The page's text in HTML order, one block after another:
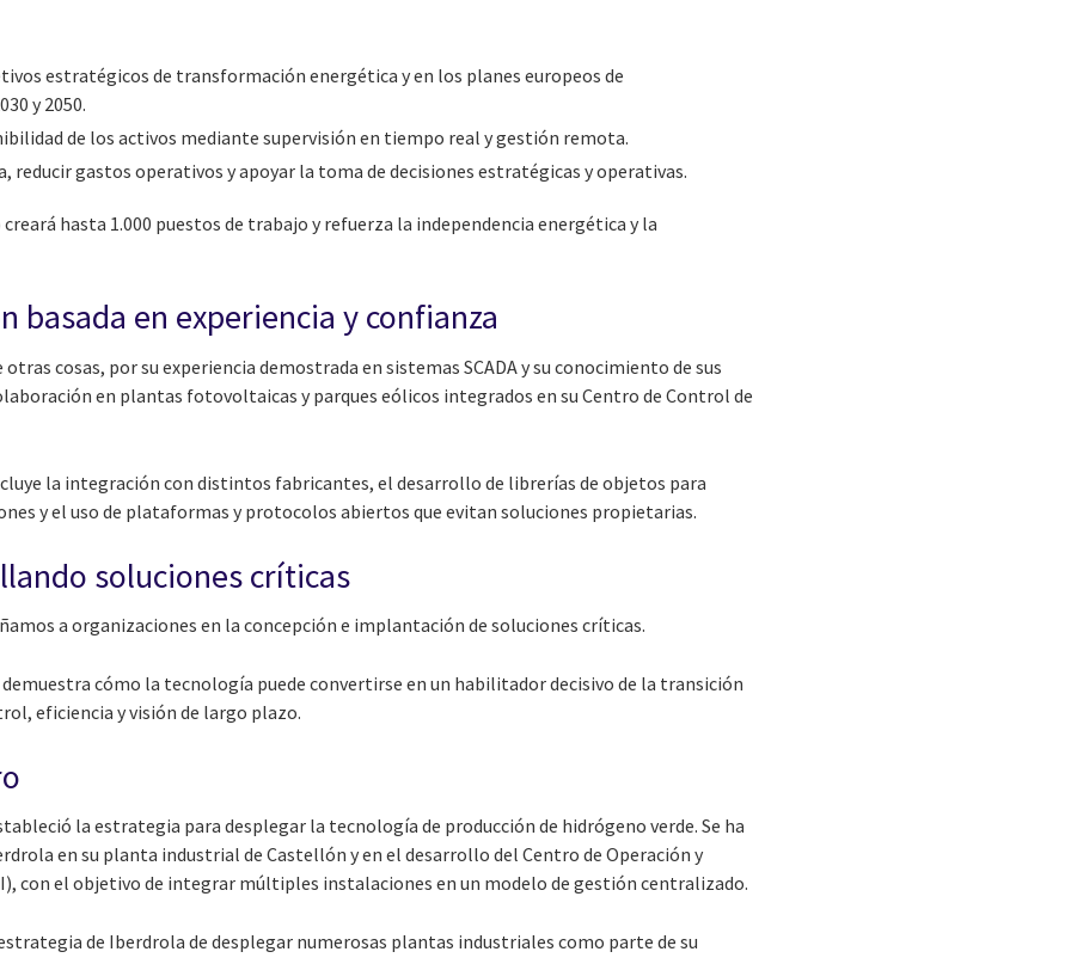
estratégicos de transformación energética y en los planes europeos de
y 2050.
de los activos mediante supervisión en tiempo real y gestión remota.
reducir gastos operativos y apoyar la toma de decisiones estratégicas y operativas.
hasta 1.000 puestos de trabajo y refuerza la independencia energética y la
basada en experiencia y confianza
cosas, por su experiencia demostrada en sistemas SCADA y su conocimiento de sus
en plantas fotovoltaicas y parques eólicos integrados en su Centro de Control de
la integración con distintos fabricantes, el desarrollo de librerías de objetos para
y el uso de plataformas y protocolos abiertos que evitan soluciones propietarias.
soluciones críticas
a organizaciones en la concepción e implantación de soluciones críticas.
cómo la tecnología puede convertirse en un habilitador decisivo de la transición
eficiencia y visión de largo plazo.
la estrategia para desplegar la tecnología de producción de hidrógeno verde. Se ha
en su planta industrial de Castellón y en el desarrollo del Centro de Operación y
con el objetivo de integrar múltiples instalaciones en un modelo de gestión centralizado.
de Iberdrola de desplegar numerosas plantas industriales como parte de su